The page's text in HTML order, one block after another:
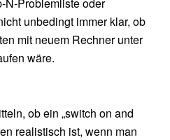
unbedingt immer klar, ob
mit neuem Rechner unter
wäre.
ob ein „switch on and
realistisch ist, wenn man